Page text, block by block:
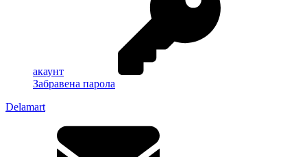
акаунт
Забравена парола
Delamart